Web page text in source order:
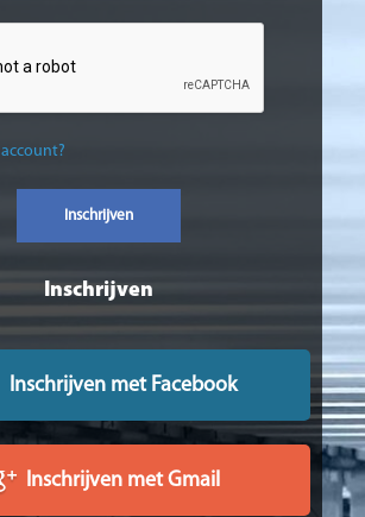
account?
Inschrijven
Inschrijven met Facebook
Inschrijven met Gmail